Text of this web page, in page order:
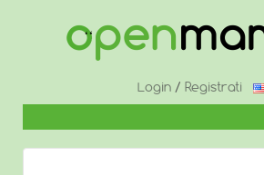
CONTENUTO
Login / Registrati